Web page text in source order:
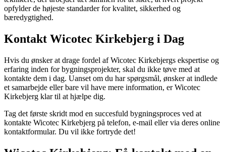
opfylder de højeste standarder for kvalitet, sikkerhed og
bæredygtighed.
Kontakt Wicotec Kirkebjerg i Dag
Hvis du ønsker at drage fordel af Wicotec Kirkebjergs ekspertise og
erfaring inden for bygningsprojekter, skal du ikke tøve med at
kontakte dem i dag. Uanset om du har spørgsmål, ønsker at indlede
et samarbejde eller bare vil have mere information, er Wicotec
Kirkebjerg klar til at hjælpe dig.
Tag det første skridt mod en succesfuld bygningsproces ved at
kontakte Wicotec Kirkebjerg på telefon, e-mail eller via deres online
kontaktformular. Du vil ikke fortryde det!